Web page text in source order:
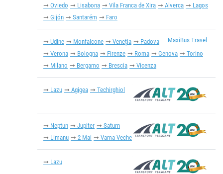
Oviedo
Lisabona Vila Franca de Xira Alverca
Lagos
Gijón
Santarém Faro
MaxiBus Travel
Udine Monfalcone Veneția
Padova
Verona
Bologna Firenze Roma Genova
Torino
Milano
Bergamo Brescia Vicenza
Lazu Agigea Techirghiol
Neptun Jupiter
Saturn
Limanu
2 Mai Vama Veche
Lazu